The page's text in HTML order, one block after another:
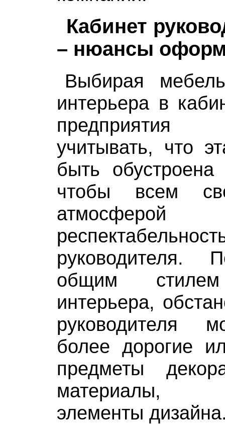
Кабинет
– нюансы
Выбирая
интерьера в
учитывать, что
быть
чтобы всем
атмосферой
руководителя.
общим
интерьера,
руководителя
более дорогие
предметы
материалы,
элементы